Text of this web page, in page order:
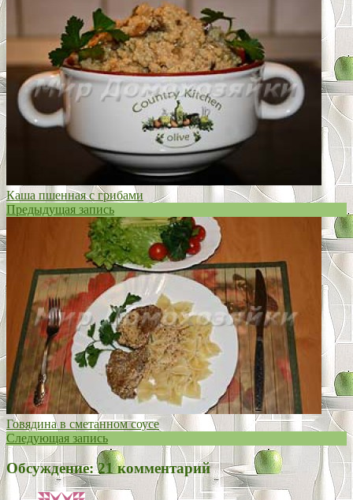
Каша пшенная с грибами
Предыдущая запись
Говядина в сметанном соусе
Следующая запись
Обсуждение: 21 комментарий